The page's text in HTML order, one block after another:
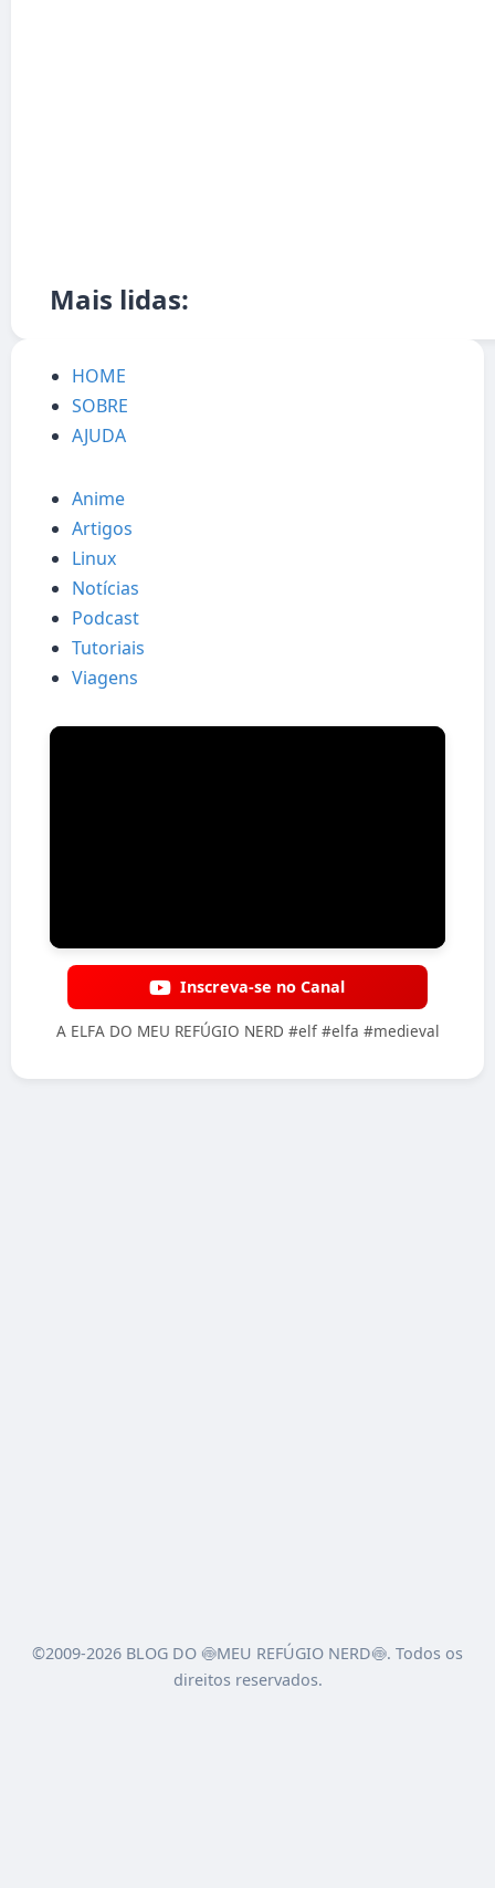
Mais lidas:
HOME
SOBRE
AJUDA
Anime
Artigos
Linux
Notícias
Podcast
Tutoriais
Viagens
Inscreva-se no Canal
A ELFA DO MEU REFÚGIO NERD #elf #elfa #medieval
©2009-2026 BLOG DO 🍥MEU REFÚGIO NERD🍥. Todos os
direitos reservados.